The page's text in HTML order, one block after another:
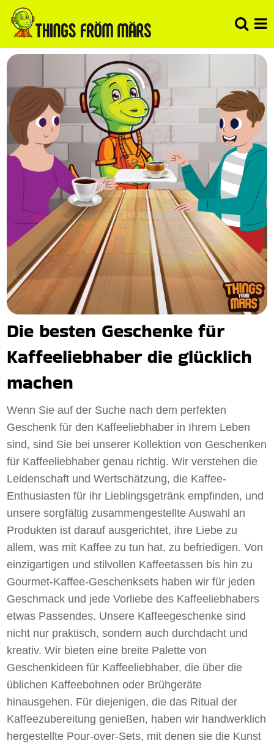
Die besten Geschenke für
Kaffeeliebhaber die glücklich
machen
Wenn Sie auf der Suche nach dem perfekten
Geschenk für den Kaffeeliebhaber in Ihrem Leben
sind, sind Sie bei unserer Kollektion von Geschenken
für Kaffeeliebhaber genau richtig. Wir verstehen die
Leidenschaft und Wertschätzung, die Kaffee-
Enthusiasten für ihr Lieblingsgetränk empfinden, und
unsere sorgfältig zusammengestellte Auswahl an
Produkten ist darauf ausgerichtet, ihre Liebe zu
allem, was mit Kaffee zu tun hat, zu befriedigen. Von
einzigartigen und stilvollen Kaffeetassen bis hin zu
Gourmet-Kaffee-Geschenksets haben wir für jeden
Geschmack und jede Vorliebe des Kaffeeliebhabers
etwas Passendes. Unsere Kaffeegeschenke sind
nicht nur praktisch, sondern auch durchdacht und
kreativ. Wir bieten eine breite Palette von
Geschenkideen für Kaffeeliebhaber, die über die
üblichen Kaffeebohnen oder Brühgeräte
hinausgehen. Für diejenigen, die das Ritual der
Kaffeezubereitung genießen, haben wir handwerklich
hergestellte Pour-over-Sets, mit denen sie die Kunst